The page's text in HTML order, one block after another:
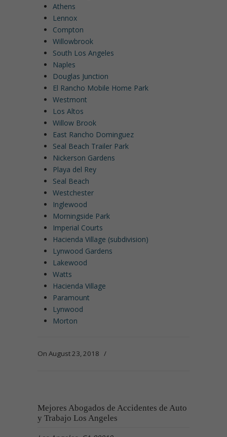
Athens
Lennox
Compton
Willowbrook
South Los Angeles
Naples
Douglas Junction
El Rancho Mobile Home Park
Westmont
Los Altos
Willow Brook
East Rancho Dominguez
Seal Beach Trailer Park
Nickerson Gardens
Playa del Rey
Seal Beach
Westchester
Inglewood
Morningside Park
Imperial Courts
Hacienda Village (subdivision)
Lynwood Gardens
Lakewood
Watts
Hacienda Village
Paramount
Lynwood
Morton
On August 23, 2018 /
Mejores Abogados de Accidentes de Auto
y Trabajo Los Angeles